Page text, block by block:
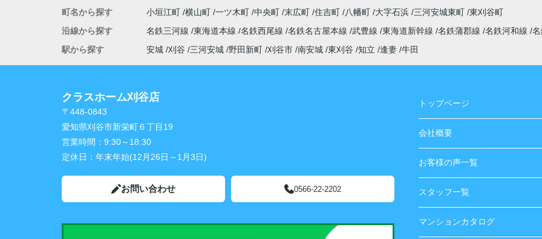
町名から探す
小垣江町 横山町 一ツ木町 中央町 末広町 住吉町 八幡町 大字石浜 三河安城東町 東刈谷町
沿線から探す
名鉄三河線 東海道本線 名鉄西尾線 名鉄名古屋本線 武豊線 東海道新幹線 名鉄蒲郡線 名鉄河和線
駅から探す
安城 刈谷 三河安城 野田新町 刈谷市 南安城 東刈谷 知立 逢妻 牛田
クラスホーム刈谷店
〒448-0843
愛知県刈谷市新栄町６丁目19
営業時間： 9:30～18:30
定休日： 年末年始(12月26日～1月3日)
お問い合わせ 0566-22-2202
トップページ
会社概要
お客様の声一覧
スタッフ一覧
マンションカタログ